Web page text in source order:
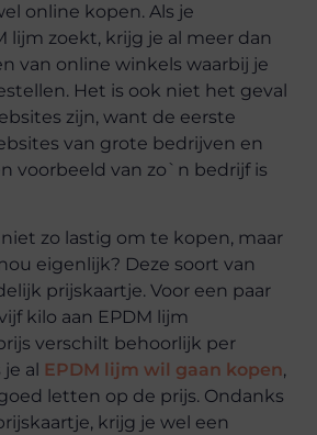
online kopen. Als je
lijm zoekt, krijg je al meer dan
van online winkels waarbij je
Het is ook niet het geval
zijn, want de eerste
van grote bedrijven en
voorbeeld van zo`n bedrijf is
zo lastig om te kopen, maar
eigenlijk? Deze soort van
prijskaartje. Voor een paar
kilo aan EPDM lijm
verschilt behoorlijk per
al EPDM lijm wil gaan kopen,
letten op de prijs. Ondanks
krijg je wel een